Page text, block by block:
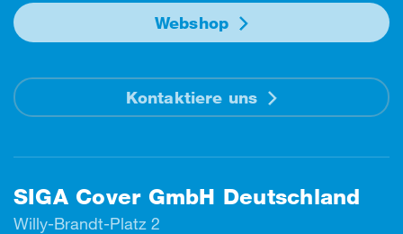
Webshop
Kontaktiere uns
SIGA Cover GmbH Deutschland
Willy-Brandt-Platz 2